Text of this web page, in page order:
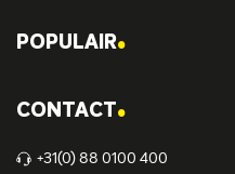
POPULAIR.
CONTACT.
+31(0) 88 0100 400